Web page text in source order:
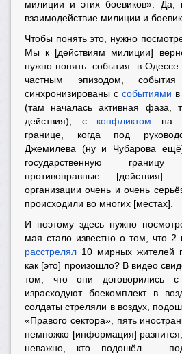
милиции и этих боевиков». Да
взаимодействие милиции и
Чтобы понять это, нужно
Мы к [действиям милиции]
нужно понять: события в Одессе
частным эпизодом,
синхронизированы с событиями
(там началась активная фаза,
действия), с конфликтом на
границе, когда под
Джемилева (ну и Чубарова
государственную
противоправные
организации очень и очень
происходили во многих [местах].
И поэтому здесь нужно
мая стало известно о том, что 2
расстрелял 10 мирных жителей
как [это] произошло? В видео
том, что они договорились
израсходуют боекомплект в
солдаты стреляли в воздух,
«Правого сектора», пять
немножко [информация]
неважно, кто подошёл –